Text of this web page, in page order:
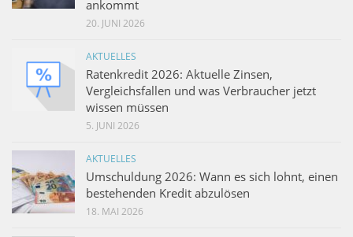
ankommt
20. JUNI 2026
AKTUELLES
Ratenkredit 2026: Aktuelle Zinsen,
Vergleichsfallen und was Verbraucher jetzt
wissen müssen
5. JUNI 2026
AKTUELLES
Umschuldung 2026: Wann es sich lohnt, einen
bestehenden Kredit abzulösen
18. MAI 2026